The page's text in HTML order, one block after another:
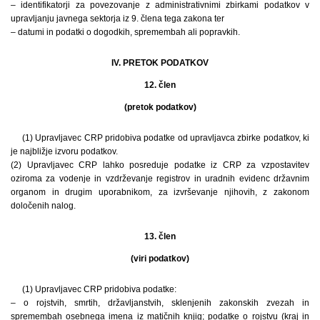
– identifikatorji za povezovanje z administrativnimi zbirkami podatkov v
upravljanju javnega sektorja iz 9. člena tega zakona ter
– datumi in podatki o dogodkih, spremembah ali popravkih.
IV. PRETOK PODATKOV
12. člen
(pretok podatkov)
(1) Upravljavec CRP pridobiva podatke od upravljavca zbirke podatkov, ki
je najbližje izvoru podatkov.
(2) Upravljavec CRP lahko posreduje podatke iz CRP za vzpostavitev
oziroma za vodenje in vzdrževanje registrov in uradnih evidenc državnim
organom in drugim uporabnikom, za izvrševanje njihovih, z zakonom
določenih nalog.
13. člen
(viri podatkov)
(1) Upravljavec CRP pridobiva podatke:
– o rojstvih, smrtih, državljanstvih, sklenjenih zakonskih zvezah in
spremembah osebnega imena iz matičnih knjig; podatke o rojstvu (kraj in